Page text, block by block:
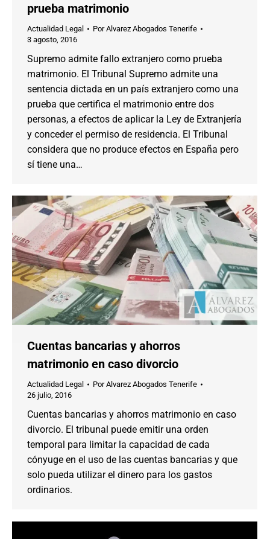
prueba matrimonio
Actualidad Legal PorAlvarez Abogados Tenerife
3 agosto, 2016
Supremo admite fallo extranjero como prueba
matrimonio. El Tribunal Supremo admite una
sentencia dictada en un país extranjero como una
prueba que certifica el matrimonio entre dos
personas, a efectos de aplicar la Ley de Extranjería
y conceder el permiso de residencia. El Tribunal
considera que no produce efectos en España pero
sí tiene una…
Cuentas bancarias y ahorros
matrimonio en caso divorcio
Actualidad Legal PorAlvarez Abogados Tenerife
26 julio, 2016
Cuentas bancarias y ahorros matrimonio en caso
divorcio. El tribunal puede emitir una orden
temporal para limitar la capacidad de cada
cónyuge en el uso de las cuentas bancarias y que
solo pueda utilizar el dinero para los gastos
ordinarios.